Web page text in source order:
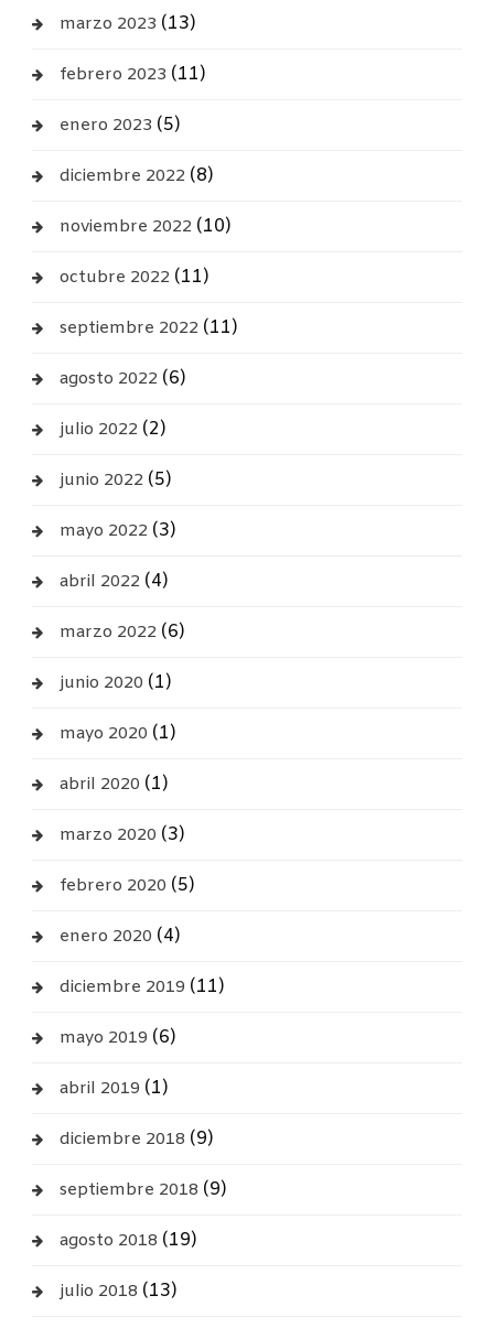
marzo 2023 (13)
febrero 2023 (11)
enero 2023 (5)
diciembre 2022 (8)
noviembre 2022 (10)
octubre 2022 (11)
septiembre 2022 (11)
agosto 2022 (6)
julio 2022 (2)
junio 2022 (5)
mayo 2022 (3)
abril 2022 (4)
marzo 2022 (6)
junio 2020 (1)
mayo 2020 (1)
abril 2020 (1)
marzo 2020 (3)
febrero 2020 (5)
enero 2020 (4)
diciembre 2019 (11)
mayo 2019 (6)
abril 2019 (1)
diciembre 2018 (9)
septiembre 2018 (9)
agosto 2018 (19)
julio 2018 (13)